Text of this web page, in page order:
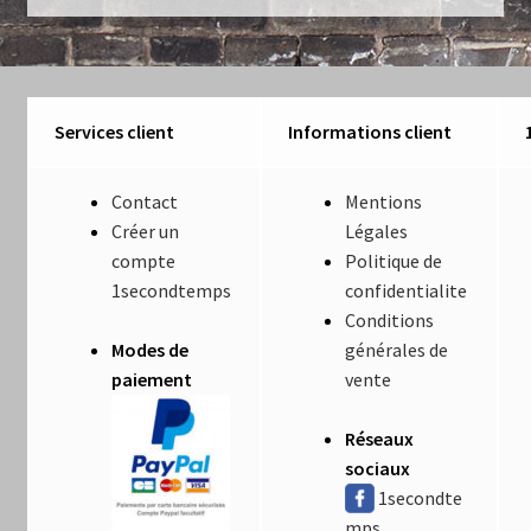
Luminaires
Mon compte
Nautilus – Tome 1 – Les Machines Fondatrices
Nautilus – Tome 2 – Les Artefacts Retrouvés
Services client Informations client
Contact
Créer un
compte
1secondtemps
Modes de
paiement
Mentions
Légales
Politique de
confidentialite
Conditions
générales de
vente
Réseaux
sociaux
1secondte